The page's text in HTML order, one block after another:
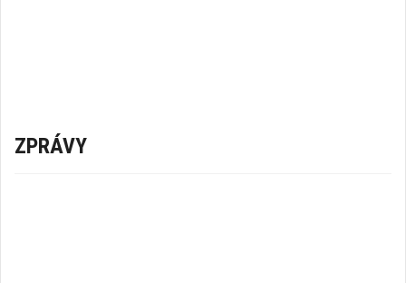
ZPRÁVY